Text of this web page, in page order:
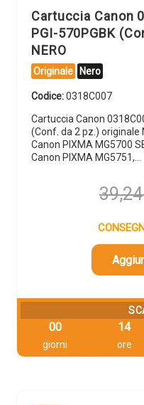
Cartuccia Canon
PGI-570PGBK
NERO
Originale Nero
Codice:0318C007
Cartuccia Canon
(Conf. da 2 pz.) originale
Canon PIXMA MG5700
Canon PIXMA MG5751,…
00
giorni
14
ore